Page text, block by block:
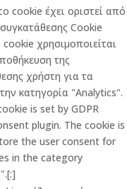
cookie έχει οριστεί από
Cookie
χρησιμοποιείται
της
χρήστη για τα
κατηγορία "Analytics".
is set by GDPR
plugin. The cookie is
the user consent for
in the category